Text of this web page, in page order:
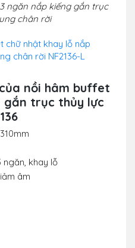
ngăn nắp kiếng gắn trục
chân rời
chữ nhật khay lỗ nắp
chân rời NF2136-L
nồi hâm buffet
gắn trục thủy lực
ngăn, khay lỗ
âm